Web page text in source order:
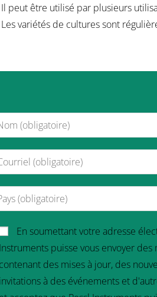
Il peut être utilisé par plusieurs
Les variétés de cultures sont
En soumettant votre adresse
Instruments puisse vous envoyer
contenant des mises à jour, des
invitations à des événements et